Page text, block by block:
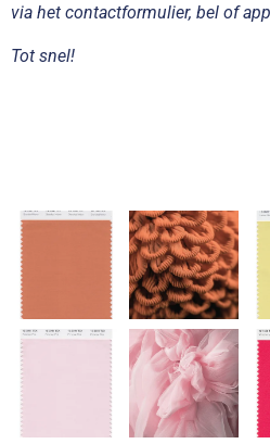
via het contactformulier, bel of
Tot snel!